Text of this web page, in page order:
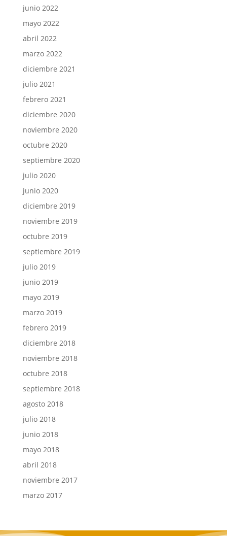
junio 2022
mayo 2022
abril 2022
marzo 2022
diciembre 2021
julio 2021
febrero 2021
diciembre 2020
noviembre 2020
octubre 2020
septiembre 2020
julio 2020
junio 2020
diciembre 2019
noviembre 2019
octubre 2019
septiembre 2019
julio 2019
junio 2019
mayo 2019
marzo 2019
febrero 2019
diciembre 2018
noviembre 2018
octubre 2018
septiembre 2018
agosto 2018
julio 2018
junio 2018
mayo 2018
abril 2018
noviembre 2017
marzo 2017